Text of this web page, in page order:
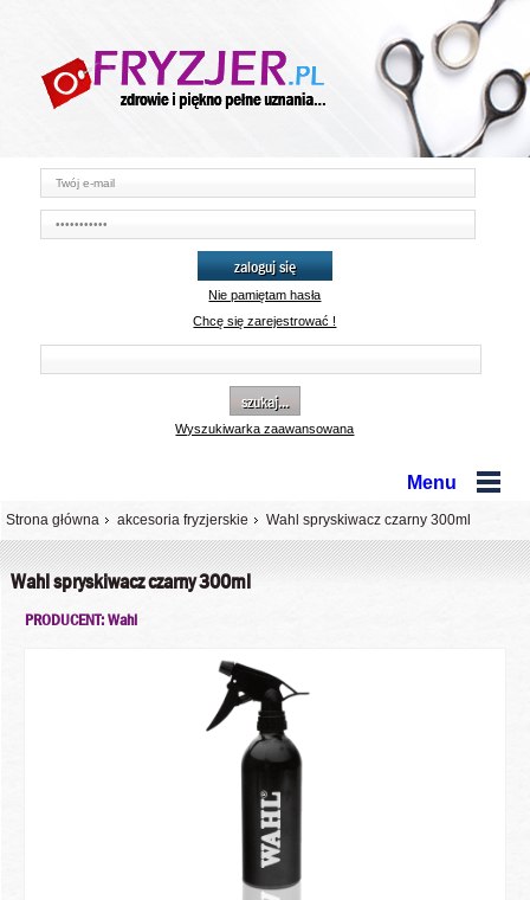
zaloguj się
Nie pamiętam hasła
Chcę się zarejestrować !
szukaj...
Wyszukiwarka zaawansowana
Menu
Strona główna akcesoria fryzjerskie Wahl spryskiwacz czarny 300ml
Wahl spryskiwacz czarny 300ml
PRODUCENT: Wahl